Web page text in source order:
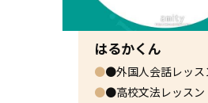
はるかくん
●●外国人会話レッス
●●高校文法レッスン